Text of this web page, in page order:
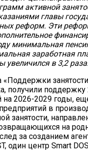
активной
главы
реформ. Эти
минимальная
заработная
увеличился в 3,2 раза.
«Поддержки
получили
на 2026-2029 годы,
в
занятости,
на
за созданием
один центр Smart